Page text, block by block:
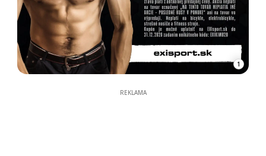
1
REKLAMA